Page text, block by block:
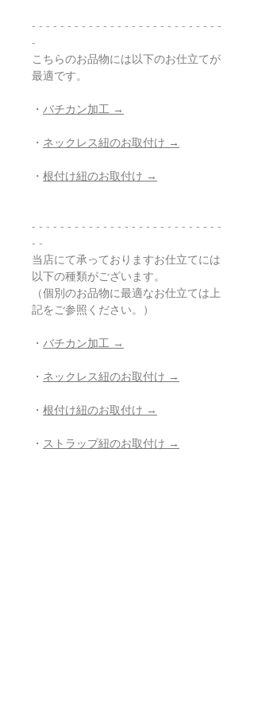
- - - - - - - - - - - - - - - - - - - - - - - - - - -
-
こちらのお品物には以下のお仕立てが
最適です。
・ バチカン加工 →
・ ネックレス紐のお取付け →
・ 根付け紐のお取付け →
- - - - - - - - - - - - - - - - - - - - - - - - - - -
- -
当店にて承っておりますお仕立てには
以下の種類がございます。
（個別のお品物に最適なお仕立ては上
記をご参照ください。）
・ バチカン加工 →
・ ネックレス紐のお取付け →
・ 根付け紐のお取付け →
・ ストラップ紐のお取付け →